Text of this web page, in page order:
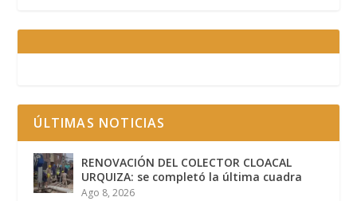
ÚLTIMAS NOTICIAS
RENOVACIÓN DEL COLECTOR CLOACAL
URQUIZA: se completó la última cuadra
Ago 8, 2026